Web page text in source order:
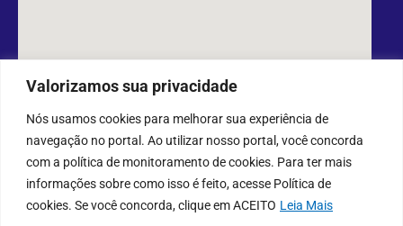
Valorizamos sua privacidade
Nós usamos cookies para melhorar sua experiência de
navegação no portal. Ao utilizar nosso portal, você concorda
com a política de monitoramento de cookies. Para ter mais
informações sobre como isso é feito, acesse Política de
cookies. Se você concorda, clique em ACEITO Leia Mais
DESENVOLVIDO POR CR2